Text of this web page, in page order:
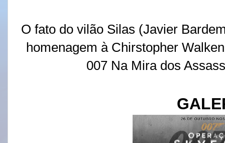
O fato do vilão Silas (Javier
homenagem à Chirstopher
007 Na Mira dos